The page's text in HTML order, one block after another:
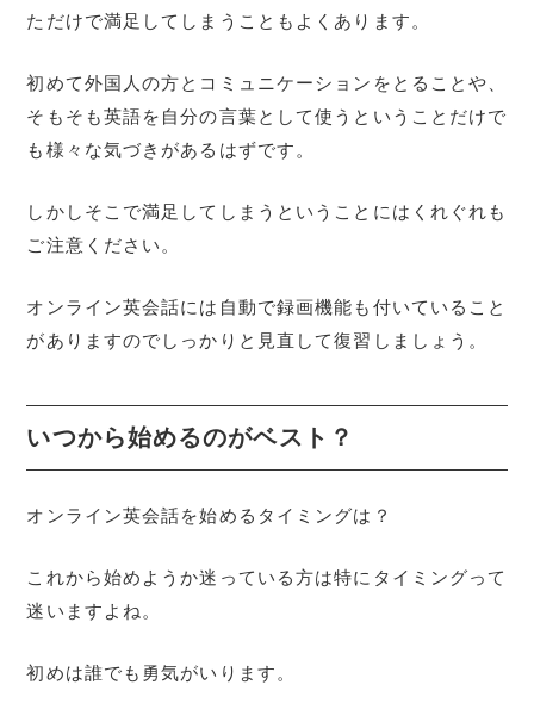
ただけで満足してしまうこともよくあります。
初めて外国人の方とコミュニケーションをとることや、
そもそも英語を自分の言葉として使うということだけで
も様々な気づきがあるはずです。
しかしそこで満足してしまうということにはくれぐれも
ご注意ください。
オンライン英会話には自動で録画機能も付いていること
がありますのでしっかりと見直して復習しましょう。
いつから始めるのがベスト？
オンライン英会話を始めるタイミングは？
これから始めようか迷っている方は特にタイミングって
迷いますよね。
初めは誰でも勇気がいります。